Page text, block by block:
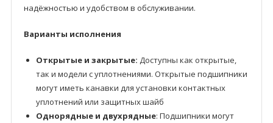
надёжностью и удобством в обслуживании.
Варианты исполнения
Открытые и закрытые: Доступны как открытые,
так и модели с уплотнениями. Открытые подшипники
могут иметь канавки для установки контактных
уплотнений или защитных шайб
Однорядные и двухрядные: Подшипники могут